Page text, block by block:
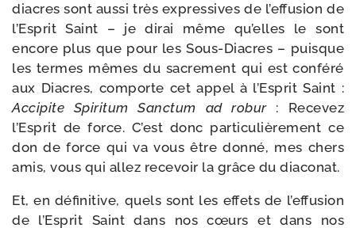
diacres sont aus­si très expres­sives de l’effusion de
l’Esprit Saint – je dirai même qu’elles le sont
encore plus que pour les Sous-​Diacres – puisque
les termes mêmes du sacre­ment qui est confé­ré
aux Diacres, com­porte cet appel à l’Esprit Saint :
Accipite Spiritum Sanctum ad robur: Recevez
l’Esprit de force. C’est donc par­ti­cu­liè­re­ment ce
don de force qui va vous être don­né, mes chers
amis, vous qui allez rece­voir la grâce du diaconat.
Et, en défi­ni­tive, quels sont les effets de l’effusion
de l’Esprit Saint dans nos cœurs et dans nos